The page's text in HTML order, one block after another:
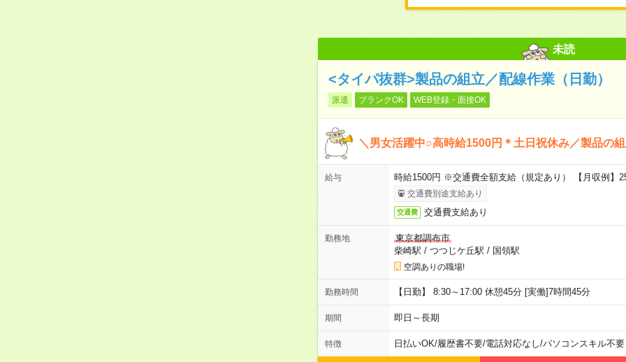
未読
<タイパ抜群>製品の組立／配線作業（日勤）
派遣 ブランクOK WEB登録・面接OK
＼男女活躍中○高時給1500円＊土日祝休み／製品の
給与 時給1500円 ※交通費全額支給（規定あり） 【月収例】
交通費別途支給あり
交通費 交通費支給あり
勤務地
東京都調布市
柴崎駅 / つつじケ丘駅 / 国領駅
空調ありの職場!
勤務時間 【日勤】 8:30～17:00 休憩45分 [実働]7時間45分
期間 即日～長期
特徴 日払いOK/履歴書不要/電話対応なし/パソコンスキル不要